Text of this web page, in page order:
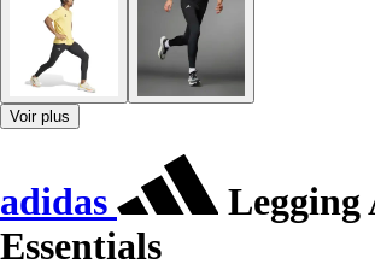
Voir plus
adidas
Legging
Essentials